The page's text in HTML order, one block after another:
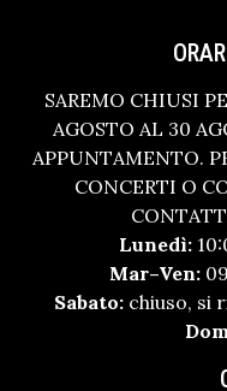
SAREMO CHIUSI
AGOSTO AL 30
APPUNTAMENTO.
CONCERTI O
Lunedì:
Mar–Ven:
Sabato: chiuso, si